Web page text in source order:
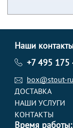
Наши
+7 495 175
box@stout-
ДОСТАВКА
НАШИ УСЛУГИ
КОНТАКТЫ
Время работы: